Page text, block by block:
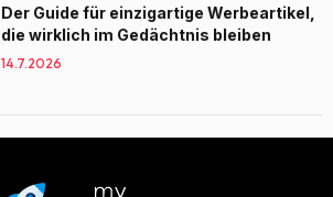
Der Guide für einzigartige Werbeartikel,
die wirklich im Gedächtnis bleiben
14.7.2026